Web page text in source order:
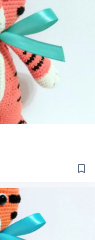
bookmark_border